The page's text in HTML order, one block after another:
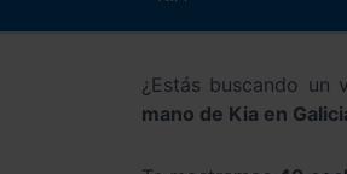
¿Estás buscando un
mano de Kia en